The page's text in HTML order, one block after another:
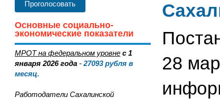
Основные социально-
экономические показатели
МРОТ на федеральном уровне с 1
января 2026 года - 27093рубля в
месяц.
Работодатели Сахалинской
28